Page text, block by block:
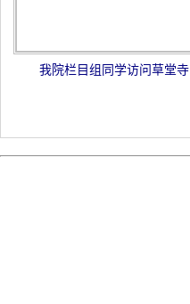
我院栏目组同学访问草堂寺